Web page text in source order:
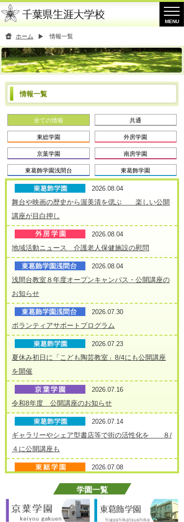
ホーム 情報一覧
情報一覧
全ての情報 共通
東総学園 外房学園
京葉学園 南房学園
東葛飾学園浅間台 東葛飾学園
2026.08.04
舞台や映画の歴史から渥美清を偲ぶ 楽しい公開
講座が目白押し
2026.08.04
地域活動ニュース 介護老人保健施設の慰問
2026.08.04
浅間台教室８年度オープンキャンパス・公開講座の
お知らせ
2026.07.30
ボランティアサポートプログラム
2026.07.23
夏休み初日に「こども陶芸教室」8/4にも公開講座
を開催
2026.07.16
令和8年度 公開講座のお知らせ
2026.07.14
ギャラリーやシェア型書店等で街の活性化を ８/
４に公開講座も
2026.07.08
2026.07.06
地域活動ニュース 社会福祉法人の施設慰問